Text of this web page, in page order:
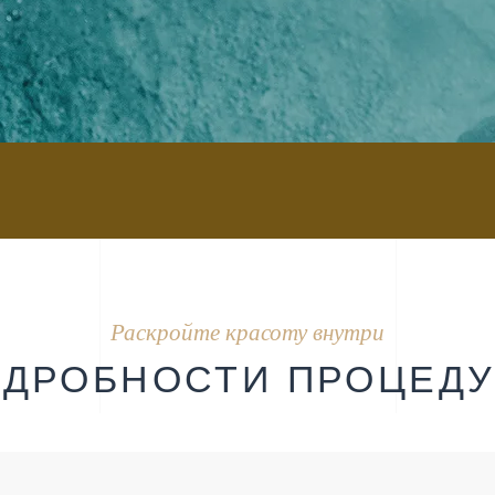
Раскройте красоту внутри